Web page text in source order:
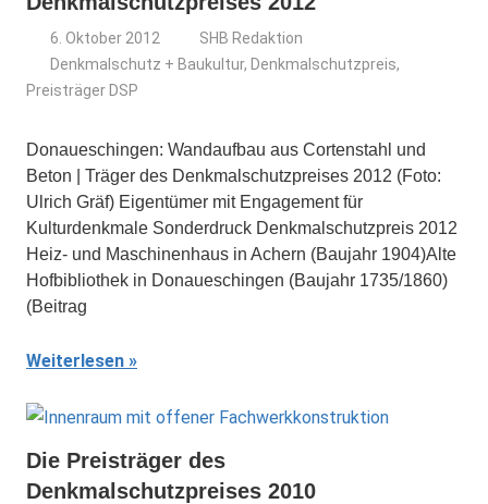
6. Oktober 2012
SHB Redaktion
Denkmalschutz + Baukultur, Denkmalschutzpreis,
Preisträger DSP
Donaueschingen: Wandaufbau aus Cortenstahl und
Beton | Träger des Denkmalschutzpreises 2012 (Foto:
Ulrich Gräf) Eigentümer mit Engagement für
Kulturdenkmale Sonderdruck Denkmalschutzpreis 2012
Heiz- und Maschinenhaus in Achern (Baujahr 1904)Alte
Hofbibliothek in Donaueschingen (Baujahr 1735/1860)
(Beitrag
Weiterlesen
Die Preisträger des
Denkmalschutzpreises 2010